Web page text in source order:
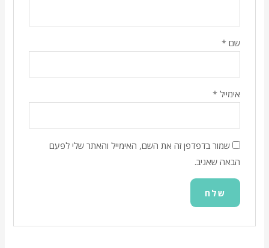
שם *
אימייל *
שמור בדפדפן זה את השם, האימייל והאתר שלי לפעם
הבאה שאגיב.